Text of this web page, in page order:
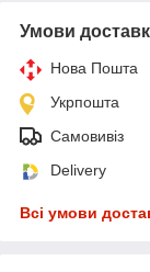
Умови
Нова Пошта
Укрпошта
Самовивіз
Delivery
Всі умови